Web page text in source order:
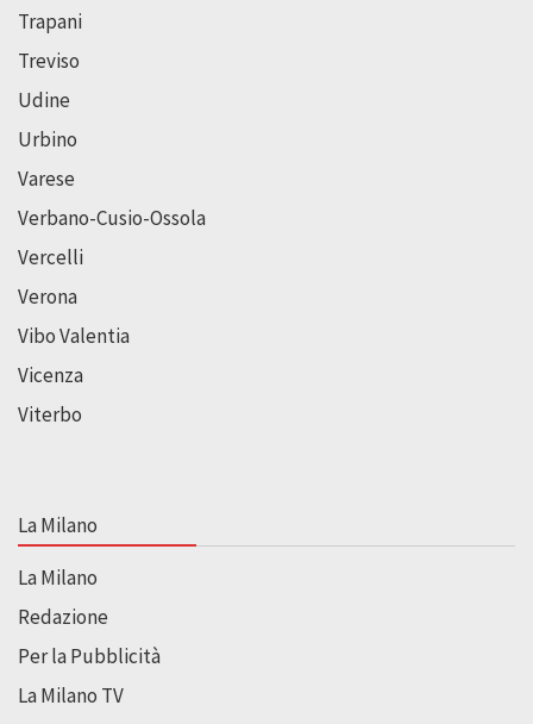
Trapani
Treviso
Udine
Urbino
Varese
Verbano-Cusio-Ossola
Vercelli
Verona
Vibo Valentia
Vicenza
Viterbo
La Milano
La Milano
Redazione
Per la Pubblicità
La Milano TV